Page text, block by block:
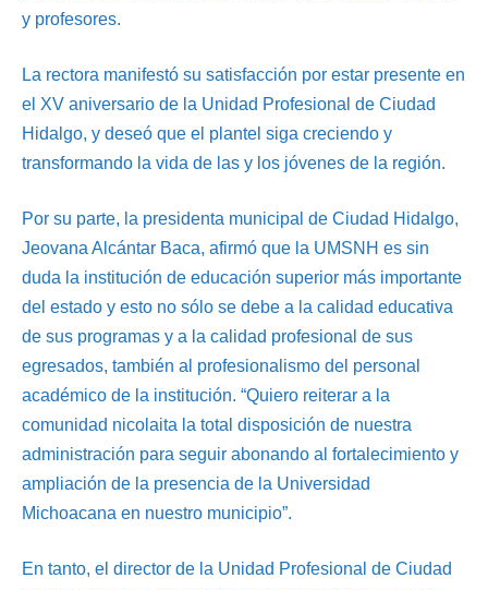
y profesores.
La rectora manifestó su satisfacción por estar presente en
el XV aniversario de la Unidad Profesional de Ciudad
Hidalgo, y deseó que el plantel siga creciendo y
transformando la vida de las y los jóvenes de la región.
Por su parte, la presidenta municipal de Ciudad Hidalgo,
Jeovana Alcántar Baca, afirmó que la UMSNH es sin
duda la institución de educación superior más importante
del estado y esto no sólo se debe a la calidad educativa
de sus programas y a la calidad profesional de sus
egresados, también al profesionalismo del personal
académico de la institución. “Quiero reiterar a la
comunidad nicolaita la total disposición de nuestra
administración para seguir abonando al fortalecimiento y
ampliación de la presencia de la Universidad
Michoacana en nuestro municipio”.
En tanto, el director de la Unidad Profesional de Ciudad